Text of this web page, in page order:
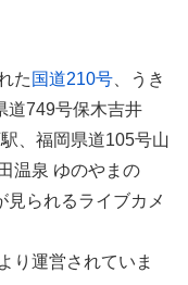
た 国道210号 、うき
道749号保木吉井
、福岡県道105号山
温泉 ゆのやまの
られるライブカメ
り運営されていま